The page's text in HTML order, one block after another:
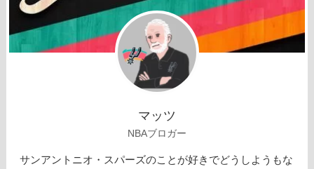
マッツ
NBAブロガー
サンアントニオ・スパーズのことが好きでどうしようもな